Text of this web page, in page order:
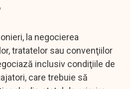
la negocierea
tratatelor sau convenţiilor
inclusiv condiţiile de
care trebuie să